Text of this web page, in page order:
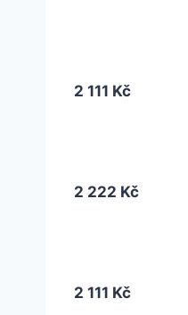
2 111 Kč
2 222 Kč
2 111 Kč